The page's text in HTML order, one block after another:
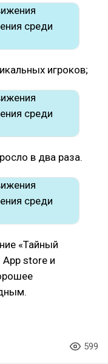
игроков;
в два раза.
«Тайный
App store и
599